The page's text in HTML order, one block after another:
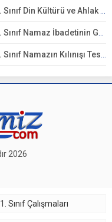
Din Kültürü ve Ahlak Bilgisi 2. Ünite: Namaz İbadeti Çalışmaları
Namaz İbadetinin Getirdiği Faydalar Testi
Namazın Kılınışı Testi – Online Çöz
2026
1. Sınıf Çalışmaları